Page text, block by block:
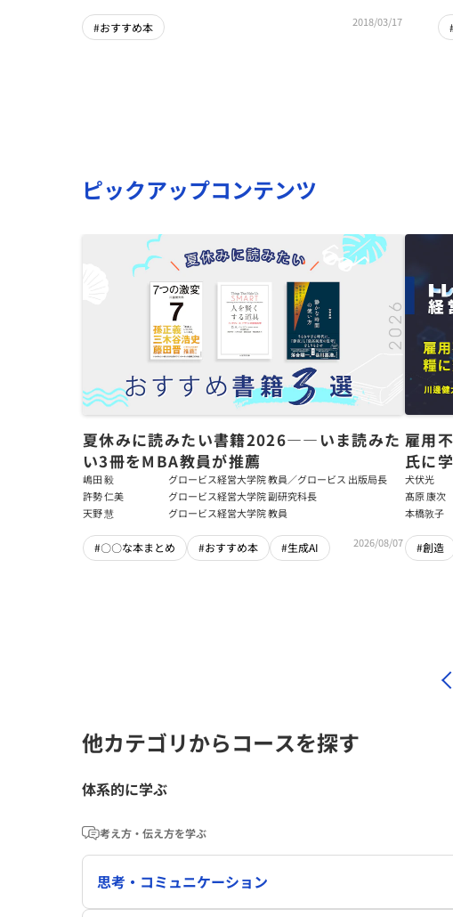
#おすすめ本 2018/03/17
ピックアップコンテンツ
夏休みに読みたい書籍2026――いま読みた
い3冊をMBA教員が推薦
嶋田 毅
グロービス経営大学院 教員／グロービス 出版局長
許勢 仁美
グロービス経営大学院 副研究科長
天野 慧
グロービス経営大学院 教員
#〇〇な本まとめ #おすすめ本 #生成AI 2026/08/07
雇用
氏に
ン
犬伏光
髙原 康次
本橋敦子
#創造
他カテゴリからコースを探す
体系的に学ぶ
考え方・伝え方を学ぶ
思考・コミュニケーション